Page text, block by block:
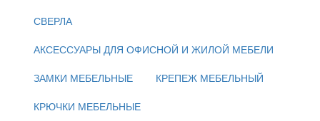
СВЕРЛА
АКСЕССУАРЫ ДЛЯ ОФИСНОЙ И ЖИЛОЙ МЕБЕЛИ
ЗАМКИ МЕБЕЛЬНЫЕ
КРЕПЕЖ МЕБЕЛЬНЫЙ
КРЮЧКИ МЕБЕЛЬНЫЕ